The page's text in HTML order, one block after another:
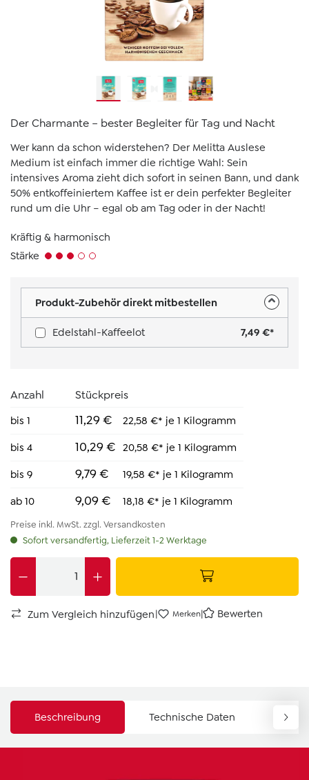
Der Charmante – bester Begleiter für Tag und Nacht
Wer kann da schon widerstehen? Der Melitta Auslese
Medium ist einfach immer die richtige Wahl: Sein
intensives Aroma zieht dich sofort in seinen Bann, und dank
50% entkoffeiniertem Kaffee ist er dein perfekter Begleiter
rund um die Uhr – egal ob am Tag oder in der Nacht!
Kräftig & harmonisch
Stärke
Produkt-Zubehör direkt mitbestellen
Edelstahl-Kaffeelot 7,49 €*
Anzahl Stückpreis
bis 1 11,29 €
22,58 €* je 1 Kilogramm
bis 4 10,29 € 20,58 €* je 1 Kilogramm
bis 9 9,79 €
19,58 €* je 1 Kilogramm
ab 10 9,09 € 18,18 €* je 1 Kilogramm
Preise inkl. MwSt. zzgl. Versandkosten
Sofort versandfertig, Lieferzeit 1-2 Werktage
Zum Vergleich hinzufügen| Merken| Bewerten
Beschreibung Technische Daten